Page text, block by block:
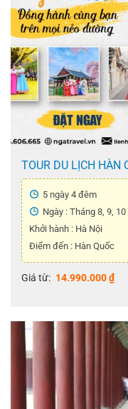
TOUR DU LỊCH HÀN
NAMI – THÁP
TẬP LÀM KIM CHI –
)
5 ngày 4 đêm
Ngày : Tháng 8, 9, 10
Khởi hành : Hà Nội
Điểm đến : Hàn Quốc
Giá từ: 14.990.000₫